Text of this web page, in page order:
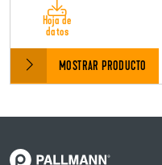
Hoja de
datos
MOSTRAR PRODUCTO